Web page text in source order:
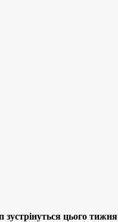
зустрінуться цього тижня